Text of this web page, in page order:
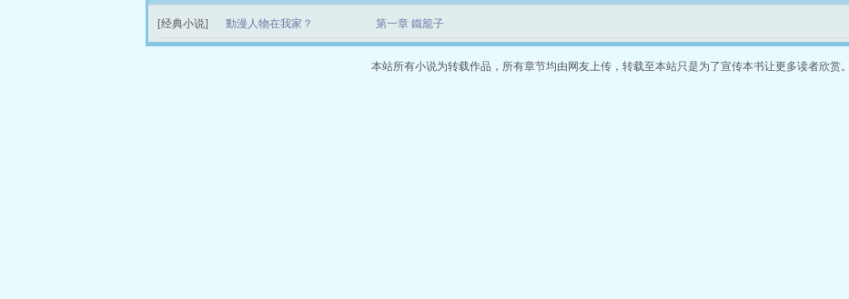
[经典小说] 動漫人物在我家？ 第一章 鐵籠子
本站所有小说为转载作品，所有章节均由网友上传，转载至本站只是为了宣传本书让更多读者欣赏。